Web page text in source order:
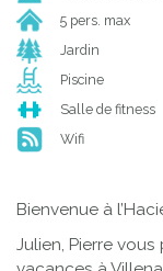
5 pers. max
Jardin
Piscine
Salle de fitness
Wifi
Bienvenue à
Julien, Pierre